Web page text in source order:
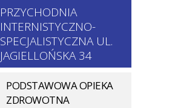
PRZYCHODNIA
INTERNISTYCZNO-
SPECJALISTYCZNA UL.
JAGIELLOŃSKA 34
PODSTAWOWA OPIEKA
ZDROWOTNA